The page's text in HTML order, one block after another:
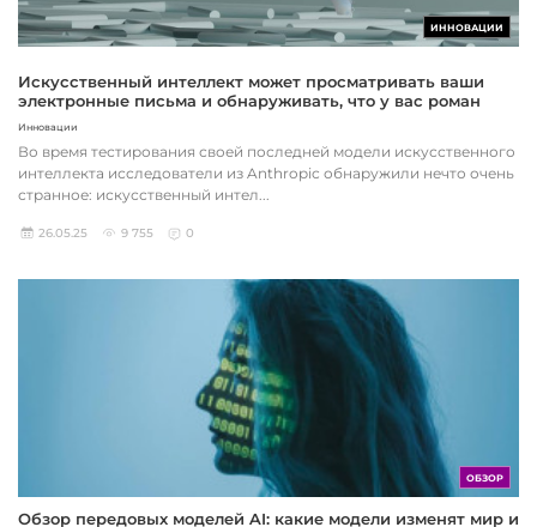
ИННОВАЦИИ
Искусственный интеллект может просматривать ваши
электронные письма и обнаруживать, что у вас роман
Инновации
Во время тестирования своей последней модели искусственного
интеллекта исследователи из Anthropic обнаружили нечто очень
странное: искусственный интел...
26.05.25 9 755 0
ОБЗОР
Обзор передовых моделей AI: какие модели изменят мир и